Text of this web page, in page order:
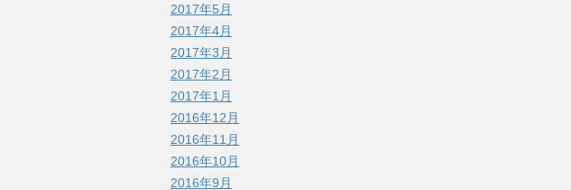
2017年5月
2017年4月
2017年3月
2017年2月
2017年1月
2016年12月
2016年11月
2016年10月
2016年9月